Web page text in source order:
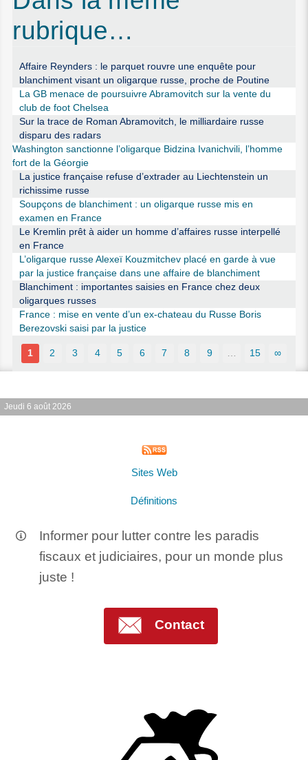
rubrique…
Affaire Reynders : le parquet rouvre une enquête pour
blanchiment visant un oligarque russe, proche de Poutine
La GB menace de poursuivre Abramovitch sur la vente du
club de foot Chelsea
Sur la trace de Roman Abramovitch, le milliardaire russe
disparu des radars
Washington sanctionne l’oligarque Bidzina Ivanichvili, l’homme
fort de la Géorgie
La justice française refuse d’extrader au Liechtenstein un
richissime russe
Soupçons de blanchiment : un oligarque russe mis en
examen en France
Le Kremlin prêt à aider un homme d’affaires russe interpellé
en France
L’oligarque russe Alexeï Kouzmitchev placé en garde à vue
par la justice française dans une affaire de blanchiment
Blanchiment : importantes saisies en France chez deux
oligarques russes
France : mise en vente d’un ex-chateau du Russe Boris
Berezovski saisi par la justice
1 2 3 4 5 6 7 8 9 15 ∞
Jeudi 6 août 2026
Sites Web
Définitions
Informer pour lutter contre les paradis
fiscaux et judiciaires, pour un monde plus
juste !
Contact